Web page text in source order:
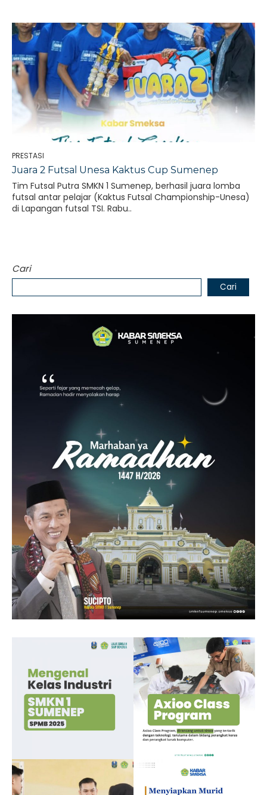
PRESTASI
Juara 2 Futsal Unesa Kaktus Cup Sumenep
Tim Futsal Putra SMKN 1 Sumenep, berhasil juara lomba
futsal antar pelajar (Kaktus Futsal Championship-Unesa)
di Lapangan futsal TSI. Rabu..
Cari
Cari